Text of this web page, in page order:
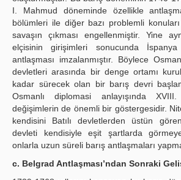
I. Mahmud döneminde özellikle
bölümleri ile diğer bazı problemli
savaşın çıkması engellenmiştir. Yine
elçisinin girişimleri sonucunda
antlaşması imzalanmıştır. Böylece
devletleri arasında bir denge ortamı
kadar sürecek olan bir barış devri
Osmanlı diplomasi anlayışında
değişimlerin de önemli bir göstergesidir.
kendisini Batılı devletlerden üstün
devleti kendisiyle eşit şartlarda
onlarla uzun süreli barış antlaşmaları
c. Belgrad Antlaşması’ndan Sonraki